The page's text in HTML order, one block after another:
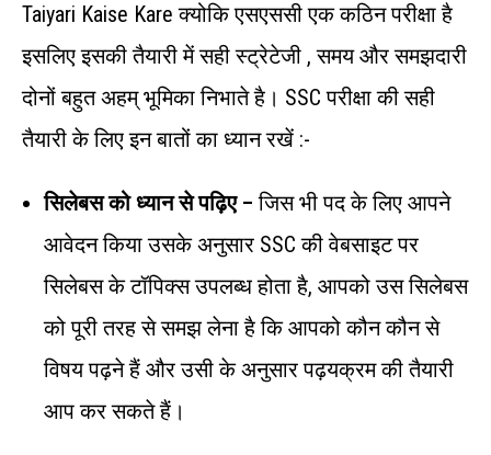
Taiyari Kaise Kare क्योकि एसएससी एक कठिन परीक्षा है
इसलिए इसकी तैयारी में सही स्ट्रेटेजी , समय और समझदारी
दोनों बहुत अहम् भूमिका निभाते है। SSC परीक्षा की सही
तैयारी के लिए इन बातों का ध्यान रखें :-
सिलेबस को ध्यान से पढ़िए –जिस भी पद के लिए आपने
आवेदन किया उसके अनुसार SSC की वेबसाइट पर
सिलेबस के टॉपिक्स उपलब्ध होता है, आपको उस सिलेबस
को पूरी तरह से समझ लेना है कि आपको कौन कौन से
विषय पढ़ने हैं और उसी के अनुसार पढ़यक्रम की तैयारी
आप कर सकते हैं।